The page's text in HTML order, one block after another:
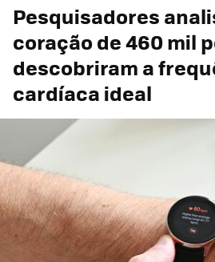
Pesquisadores
coração de 460 mil
descobriram a
cardíaca ideal